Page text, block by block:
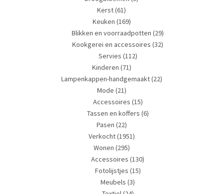
Kerst(61)
Keuken (169)
Blikken en voorraadpotten (29)
Kookgerei en accessoires (32)
Servies (112)
Kinderen (71)
Lampenkappen-handgemaakt(22)
Mode (21)
Accessoires (15)
Tassen en koffers (6)
Pasen (22)
Verkocht(1951)
Wonen (295)
Accessoires (130)
Fotolijstjes (15)
Meubels (3)